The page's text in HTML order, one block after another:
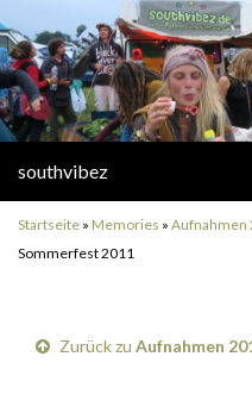
southvibez
Startseite » Memories » Aufnahmen
Sommerfest 2011
Zurück zu Aufnahmen